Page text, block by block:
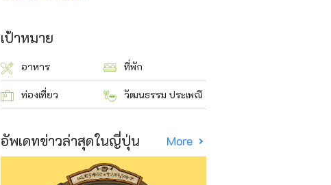
เป้าหมาย
อาหาร ที่พัก
ท่องเที่ยว วัฒนธรรม ประเพณี
อัพเดทข่าวล่าสุดในญี่ปุ่น More